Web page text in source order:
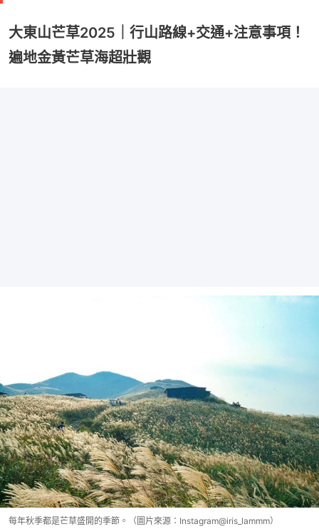
大東山芒草2025｜行山路線+交通+注意事項！
遍地金黃芒草海超壯觀
每年秋季都是芒草盛開的季節。（圖片來源：Instagram@iris_lammm）